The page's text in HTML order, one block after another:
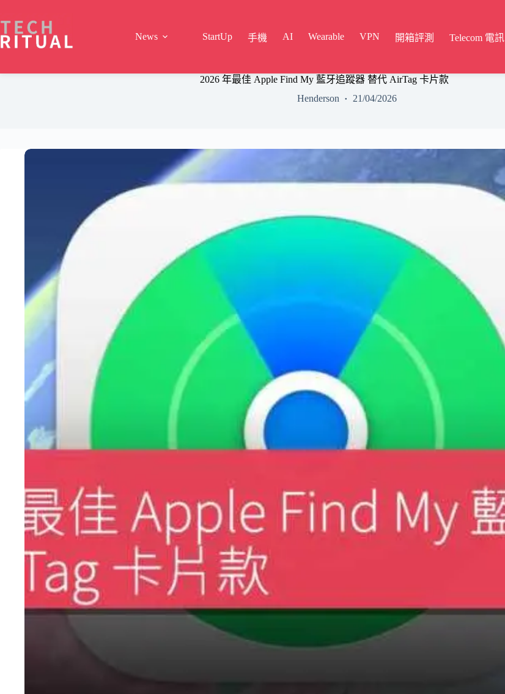
content
News
StartUp 手機 AI Wearable VPN 開箱評測 Telecom 電訊
2026 年最佳 Apple Find My 藍牙追蹤器 替代 AirTag 卡片款
Henderson
21/04/2026